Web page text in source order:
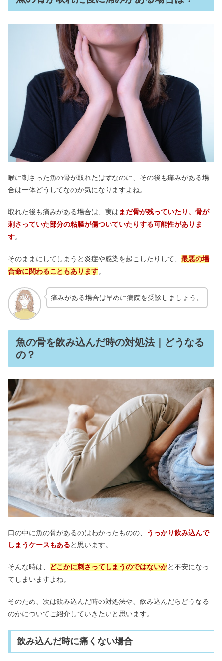
喉に刺さった魚の骨が取れたはずなのに、その後も痛みがある場
合は一体どうしてなのか気になりますよね。
取れた後も痛みがある場合は、実は まだ骨が残っていたり、骨が
刺さっていた部分の粘膜が傷ついていたりする可能性がありま
す。
そのままにしてしまうと炎症や感染を起こしたりして、 最悪の場
合命に関わることもあります。
痛みがある場合は早めに病院を受診しましょう。
魚の骨を飲み込んだ時の対処法｜どうなる
の？
口の中に魚の骨があるのはわかったものの、
うっかり飲み込んで
しまうケースもあると思います。
そんな時は、 どこかに刺さってしまうのではないかと不安になっ
てしまいますよね。
そのため、次は飲み込んだ時の対処法や、飲み込んだらどうなる
のかについてご紹介していきたいと思います。
飲み込んだ時に痛くない場合